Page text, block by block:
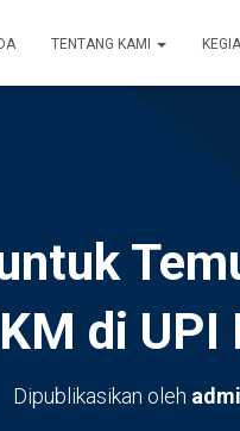
TENTANG KAMI
KM di UPI
Dipublikasikan oleh